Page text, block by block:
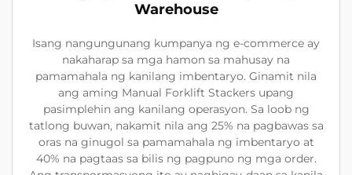
Warehouse
Isang nangungunang kumpanya ng e-commerce ay
nakaharap sa mga hamon sa mahusay na
pamamahala ng kanilang imbentaryo. Ginamit nila
ang aming Manual Forklift Stackers upang
pasimplehin ang kanilang operasyon. Sa loob ng
tatlong buwan, nakamit nila ang 25% na pagbawas sa
oras na ginugol sa pamamahala ng imbentaryo at
40% na pagtaas sa bilis ng pagpuno ng mga order.